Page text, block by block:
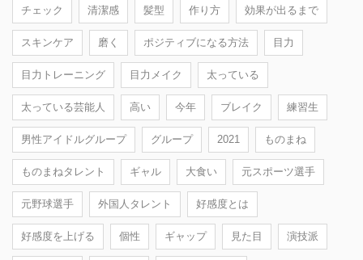
チェック 清潔感 髪型 作り方 効果が出るまで
スキンケア 磨く ポジティブになる方法 目力
目力トレーニング 目力メイク 太っている
太っている芸能人 高い 今年 ブレイク 練習生
男性アイドルグループ グループ 2021 ものまね
ものまねタレント ギャル 大食い 元スポーツ選手
元野球選手 外国人タレント 好感度とは
好感度を上げる 個性 ギャップ 見た目 演技派